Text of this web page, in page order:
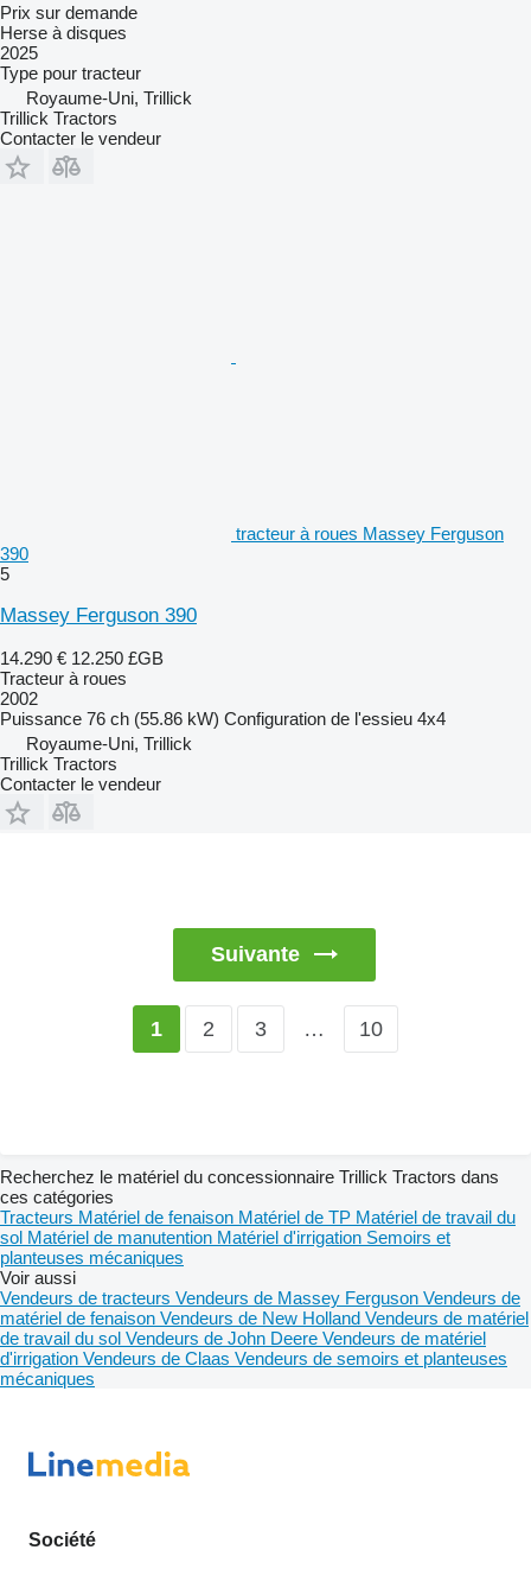
Prix sur demande
Herse à disques
2025
Type pour tracteur
Royaume-Uni, Trillick
Trillick Tractors
Contacter le vendeur
tracteur à roues Massey Ferguson
390
5
Massey Ferguson 390
14.290 € 12.250 £GB
Tracteur à roues
2002
Puissance 76 ch (55.86 kW) Configuration de l'essieu 4x4
Royaume-Uni, Trillick
Trillick Tractors
Contacter le vendeur
Suivante
1 2 3 … 10
Recherchez le matériel du concessionnaire Trillick Tractors dans
ces catégories
Tracteurs Matériel de fenaison Matériel de TP Matériel de travail du
sol Matériel de manutention Matériel d'irrigation Semoirs et
planteuses mécaniques
Voir aussi
Vendeurs de tracteurs Vendeurs de Massey Ferguson Vendeurs de
matériel de fenaison Vendeurs de New Holland Vendeurs de matériel
de travail du sol Vendeurs de John Deere Vendeurs de matériel
d'irrigation Vendeurs de Claas Vendeurs de semoirs et planteuses
mécaniques
Société